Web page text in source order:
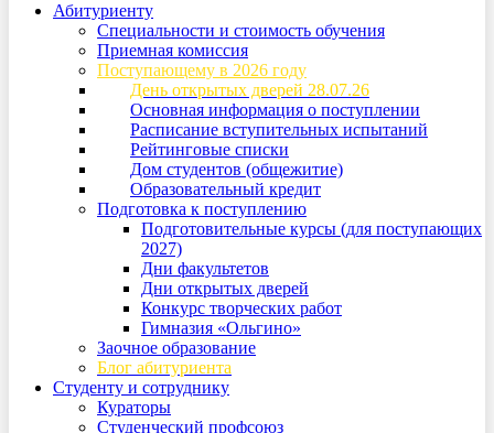
Абитуриенту
Специальности и стоимость обучения
Приемная комиссия
Поступающему в 2026 году
День открытых дверей 28.07.26
Основная информация о поступлении
Расписание вступительных испытаний
Рейтинговые списки
Дом студентов (общежитие)
Образовательный кредит
Подготовка к поступлению
Подготовительные курсы (для поступающих
2027)
Дни факультетов
Дни открытых дверей
Конкурс творческих работ
Гимназия «Ольгино»
Заочное образование
Блог абитуриента
Студенту и сотруднику
Кураторы
Студенческий профсоюз